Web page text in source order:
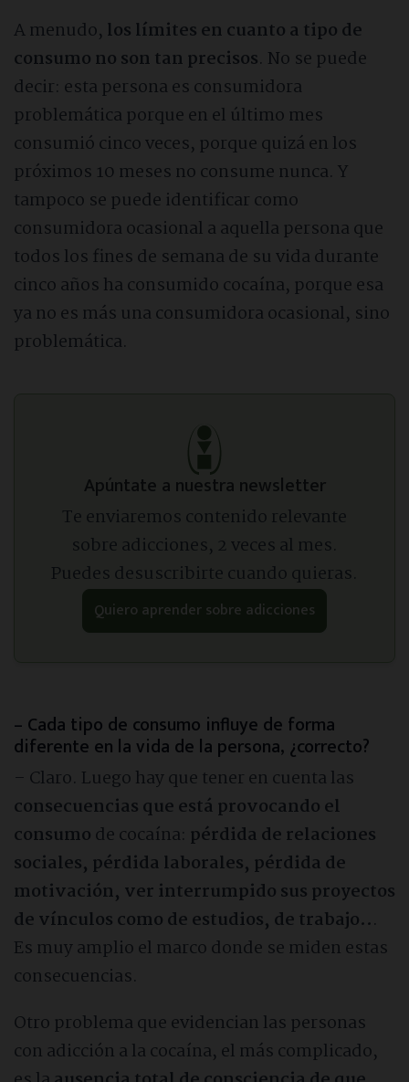
A menudo, los límites en cuanto a tipo de
consumo no son tan precisos. No se puede
decir: esta persona es consumidora
problemática porque en el último mes
consumió cinco veces, porque quizá en los
próximos 10 meses no consume nunca. Y
tampoco se puede identificar como
consumidora ocasional a aquella persona que
todos los fines de semana de su vida durante
cinco años ha consumido cocaína, porque esa
ya no es más una consumidora ocasional, sino
problemática.
Apúntate a nuestra newsletter
Te enviaremos contenido relevante
sobre adicciones, 2 veces al mes.
Puedes desuscribirte cuando quieras.
Quiero aprender sobre adicciones
– Cada tipo de consumo influye de forma
diferente en la vida de la persona, ¿correcto?
– Claro. Luego hay que tener en cuenta las
consecuencias que está provocando el
consumo de cocaína: pérdida de relaciones
sociales, pérdida laborales, pérdida de
motivación, ver interrumpido sus proyectos
de vínculos como de estudios, de trabajo...
Es muy amplio el marco donde se miden estas
consecuencias.
Otro problema que evidencian las personas
con adicción a la cocaína, el más complicado,